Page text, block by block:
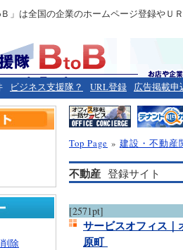
」は全国の企業のホームページ登録や
ビジネス支援隊？ URL登録 広告掲載申
Top Page » 建設・不動産
不動産 登録サイト
[2571pt]
サービスオフィス｜
原町
除